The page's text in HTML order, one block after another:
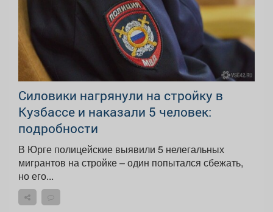
Силовики нагрянули на стройку в
Кузбассе и наказали 5 человек:
подробности
В Юрге полицейские выявили 5 нелегальных
мигрантов на стройке – один попытался сбежать,
но его...